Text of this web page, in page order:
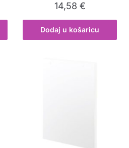
14,58 €
Dodaj u košaricu